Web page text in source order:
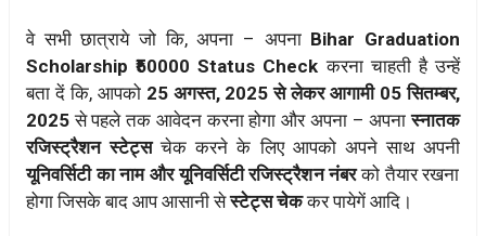
वे सभी छात्राये जो कि, अपना – अपना Bihar Graduation
Scholarship ₹50000 Status Checkकरना चाहती है उन्हें
बता दें कि, आपको 25 अगस्त, 2025 से लेकर आगामी 05 सितम्बर,
2025से पहले तक आवेदन करना होगा और अपना – अपना स्नातक
रजिस्ट्रैशन स्टेट्सचेक करने के लिए आपको अपने साथ अपनी
यूनिवर्सिटी का नाम और यूनिवर्सिटी रजिस्ट्रैशन नंबरको तैयार रखना
होगा जिसके बाद आप आसानी सेस्टेट्स चेककर पायेगें आदि।